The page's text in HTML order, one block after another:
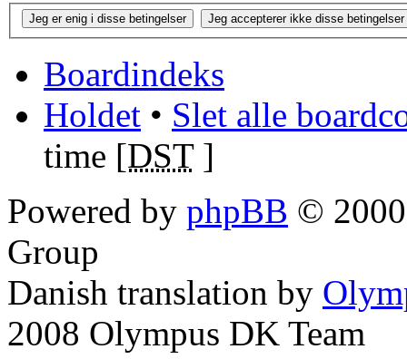
Boardindeks
Holdet • Slet alle
time [DST]
Powered by phpBB ©
Group
Danish translation by
2008 Olympus DK Team